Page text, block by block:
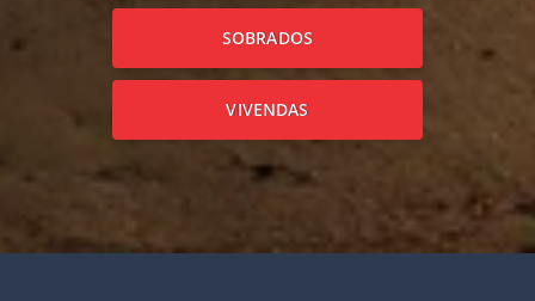
SOBRADOS
VIVENDAS